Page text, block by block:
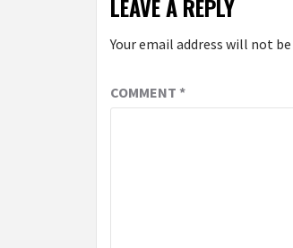
LEAVE A REPLY
Your email address will not
COMMENT *